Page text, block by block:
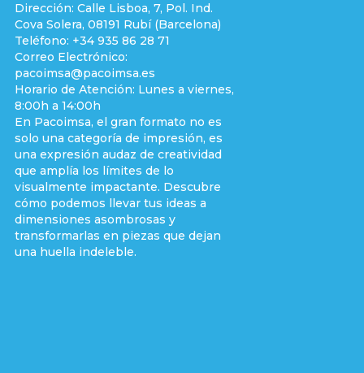
Dirección: Calle Lisboa, 7, Pol. Ind.
Cova Solera, 08191 Rubí (Barcelona)
Teléfono: +34 935 86 28 71
Correo Electrónico:
pacoimsa@pacoimsa.es
Horario de Atención: Lunes a viernes,
8:00h a 14:00h
En Pacoimsa, el gran formato no es
solo una categoría de impresión, es
una expresión audaz de creatividad
que amplía los límites de lo
visualmente impactante. Descubre
cómo podemos llevar tus ideas a
dimensiones asombrosas y
transformarlas en piezas que dejan
una huella indeleble.